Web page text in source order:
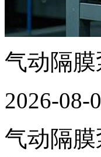
气动隔
2026-08-
气动隔